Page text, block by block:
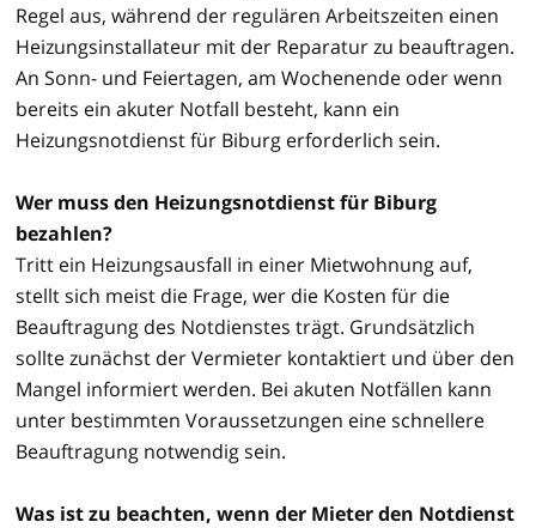
Regel aus, während der regulären Arbeitszeiten einen
Heizungsinstallateur mit der Reparatur zu beauftragen.
An Sonn- und Feiertagen, am Wochenende oder wenn
bereits ein akuter Notfall besteht, kann ein
Heizungsnotdienst für Biburg erforderlich sein.
Wer muss den Heizungsnotdienst für Biburg
bezahlen?
Tritt ein Heizungsausfall in einer Mietwohnung auf,
stellt sich meist die Frage, wer die Kosten für die
Beauftragung des Notdienstes trägt. Grundsätzlich
sollte zunächst der Vermieter kontaktiert und über den
Mangel informiert werden. Bei akuten Notfällen kann
unter bestimmten Voraussetzungen eine schnellere
Beauftragung notwendig sein.
Was ist zu beachten, wenn der Mieter den Notdienst